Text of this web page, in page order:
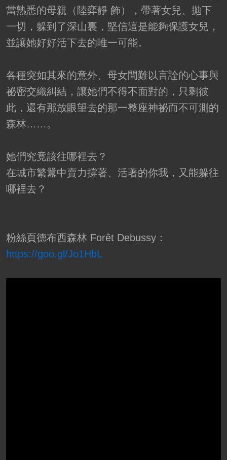
當熟悉的母親（陸弈靜 飾），帶著女兒、拋下
一切，躲到了深山裏，堅信這是能夠保護女兒，
並讓她好好活下去的唯一可能。
各種突如其來的意外、母女間難以言詮的心事與
祕密交織糾結，讓她們不得不面對的，只剩彼
此，還有那放眼望去的那一整座神祕而不可測的
森林……。
她們究竟該往哪裡去？
在城市繁囂中賣力撐著、活著的你我，又能躲往
哪裡去？
粉絲頁德布西森林 Forêt Debussy：
https://goo.gl/Jo1HbL